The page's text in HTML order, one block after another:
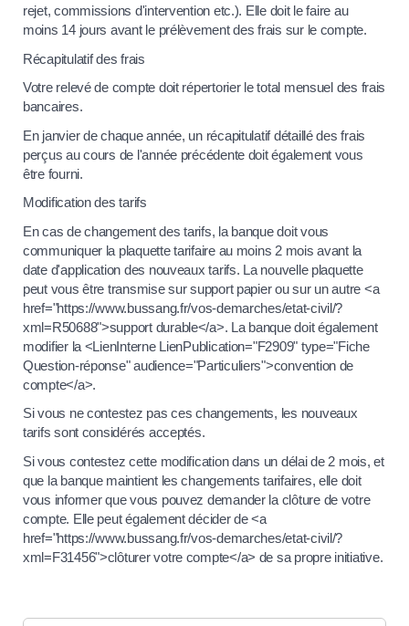
rejet, commissions d'intervention etc.). Elle doit le faire au
moins 14 jours avant le prélèvement des frais sur le compte.
Récapitulatif des frais
Votre relevé de compte doit répertorier le total mensuel des frais
bancaires.
En janvier de chaque année, un récapitulatif détaillé des frais
perçus au cours de l'année précédente doit également vous
être fourni.
Modification des tarifs
En cas de changement des tarifs, la banque doit vous
communiquer la plaquette tarifaire au moins 2 mois avant la
date d'application des nouveaux tarifs. La nouvelle plaquette
peut vous être transmise sur support papier ou sur un autre <a
href="https://www.bussang.fr/vos-demarches/etat-civil/?
xml=R50688">support durable</a>. La banque doit également
modifier la <LienInterne LienPublication="F2909" type="Fiche
Question-réponse" audience="Particuliers">convention de
compte</a>.
Si vous ne contestez pas ces changements, les nouveaux
tarifs sont considérés acceptés.
Si vous contestez cette modification dans un délai de 2 mois, et
que la banque maintient les changements tarifaires, elle doit
vous informer que vous pouvez demander la clôture de votre
compte. Elle peut également décider de <a
href="https://www.bussang.fr/vos-demarches/etat-civil/?
xml=F31456">clôturer votre compte</a> de sa propre initiative.